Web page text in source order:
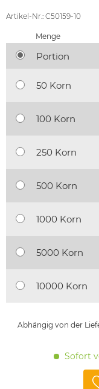
Artikel-Nr.: C50159-10
Menge
Portion
50 Korn
100 Korn
250 Korn
500 Korn
1000 Korn
5000 Korn
10000 Korn
Abhängig von der
Sofort